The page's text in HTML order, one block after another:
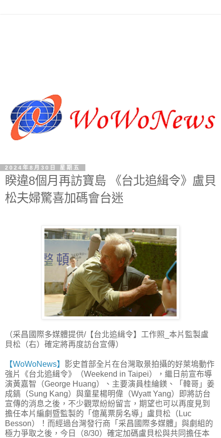
2024年8月30日 星期五
睽違8個月再訪寶島 《台北追緝令》盧貝
松夫婦驚喜加碼會台迷
（采昌國際多媒體提供/【台北追緝令】工作照_本片監製盧
貝松（右）確定將再度訪台宣傳）
【WoWoNews】 影史首部全片在台灣取景拍攝的好萊塢動作
強片《台北追緝令》（Weekend in Taipei），繼日前宣布導
演黃嘉智（George Huang）、主要演員桂綸鎂、「韓哥」姜
成鎬（Sung Kang）與童星楊明偉（Wyatt Yang）即將訪台
宣傳的消息之後，不少觀眾紛紛留言，期望也可以再度見到
擔任本片編劇暨監製的「億萬票房名導」盧貝松（Luc
Besson）！而經過台灣發行商「采昌國際多媒體」與劇組的
極力爭取之後，今日（8/30）確定加碼盧貝松與共同擔任本